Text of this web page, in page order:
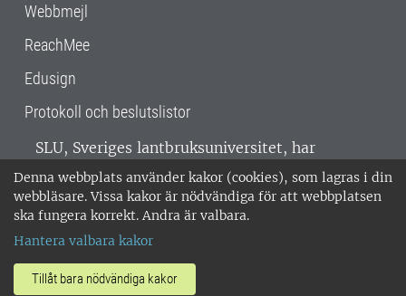
Denna webbplats använder kakor (cookies), som lagras i din
webbläsare. Vissa kakor är nödvändiga för att webbplatsen
ska fungera korrekt. Andra är valbara.
Hantera valbara kakor
Tillåt bara nödvändiga kakor
Webbmejl
ReachMee
Edusign
Protokoll och beslutslistor
SLU, Sveriges lantbruksuniversitet, har
verksamhet över hela Sverige. Huvudorter är
Alnarp, Uppsala och Umeå.SLU är
miljöcertifierat enligt ISO 14001. •
018-67 10 00 • Org nr: 202100-2817 •
Om SLU:s webbplatser